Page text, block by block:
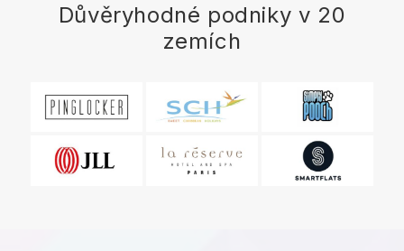
Důvěryhodné podniky v 20
zemích